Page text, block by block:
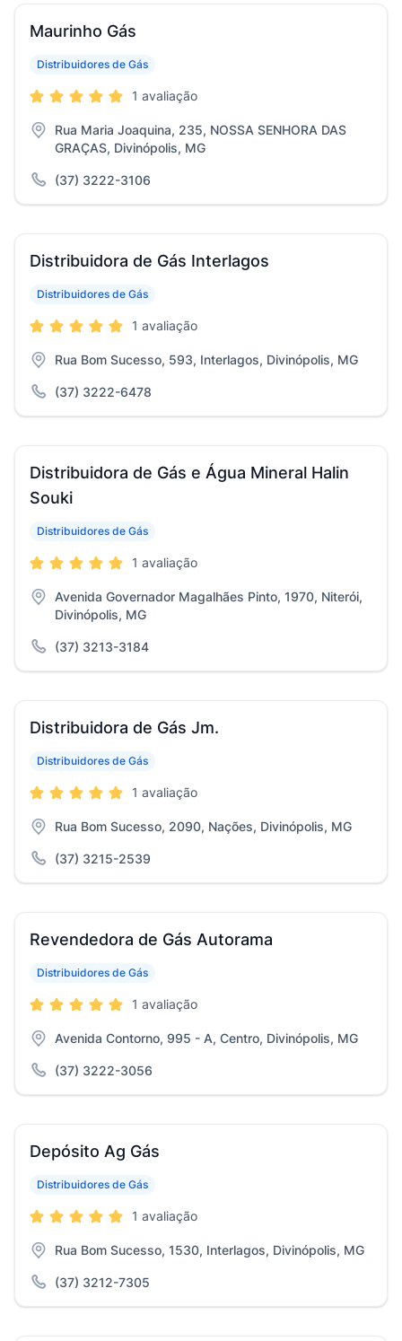
Maurinho Gás
Distribuidores de Gás
1 avaliação
Rua Maria Joaquina, 235, NOSSA SENHORA DAS
GRAÇAS, Divinópolis, MG
(37) 3222-3106
Distribuidora de Gás Interlagos
Distribuidores de Gás
1 avaliação
Rua Bom Sucesso, 593, Interlagos, Divinópolis, MG
(37) 3222-6478
Distribuidora de Gás e Água Mineral Halin
Souki
Distribuidores de Gás
1 avaliação
Avenida Governador Magalhães Pinto, 1970, Niterói,
Divinópolis, MG
(37) 3213-3184
Distribuidora de Gás Jm.
Distribuidores de Gás
1 avaliação
Rua Bom Sucesso, 2090, Nações, Divinópolis, MG
(37) 3215-2539
Revendedora de Gás Autorama
Distribuidores de Gás
1 avaliação
Avenida Contorno, 995 - A, Centro, Divinópolis, MG
(37) 3222-3056
Depósito Ag Gás
Distribuidores de Gás
1 avaliação
Rua Bom Sucesso, 1530, Interlagos, Divinópolis, MG
(37) 3212-7305